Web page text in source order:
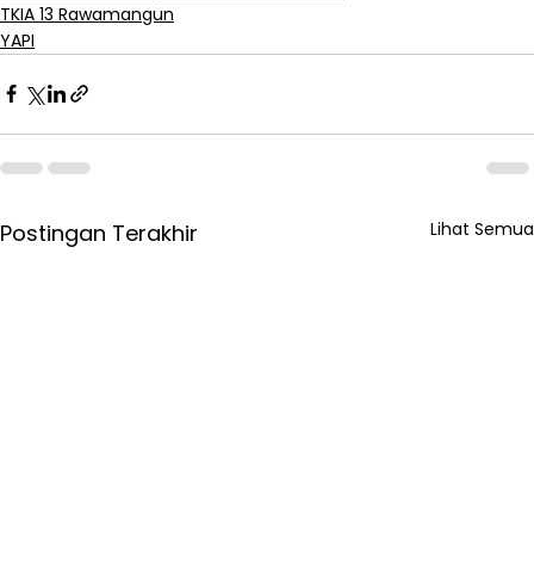
TKIA 13 Rawamangun
YAPI
Postingan Terakhir Lihat Semua